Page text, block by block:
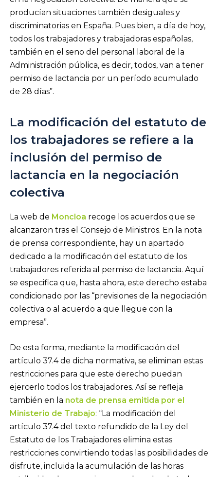
producían situaciones también desiguales y
discriminatorias en España. Pues bien, a día de hoy,
todos los trabajadores y trabajadoras españolas,
también en el seno del personal laboral de la
Administración pública, es decir, todos, van a tener
permiso de lactancia por un período acumulado
de 28 días”.
La modificación del estatuto de
los trabajadores se refiere a la
inclusión del permiso de
lactancia en la negociación
colectiva
La web de Moncloa recoge los acuerdos que se
alcanzaron tras el Consejo de Ministros. En la nota
de prensa correspondiente, hay un apartado
dedicado a la modificación del estatuto de los
trabajadores referida al permiso de lactancia. Aquí
se especifica que, hasta ahora, este derecho estaba
condicionado por las “previsiones de la negociación
colectiva o al acuerdo a que llegue con la
empresa”.
De esta forma, mediante la modificación del
artículo 37.4 de dicha normativa, se eliminan estas
restricciones para que este derecho puedan
ejercerlo todos los trabajadores. Así se refleja
también en la nota de prensa emitida por el
Ministerio de Trabajo: “La modificación del
artículo 37.4 del texto refundido de la Ley del
Estatuto de los Trabajadores elimina estas
restricciones convirtiendo todas las posibilidades de
disfrute, incluida la acumulación de las horas